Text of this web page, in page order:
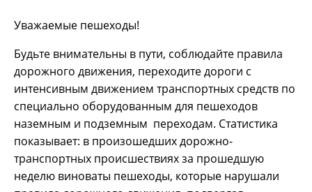
Уважаемые пешеходы!
Будьте внимательны в пути, соблюдайте правила
дорожного движения, переходите дороги с
интенсивным движением транспортных средств по
специально оборудованным для пешеходов
наземным и подземным переходам. Статистика
показывает: в произошедших дорожно-
транспортных происшествиях за прошедшую
неделю виноваты пешеходы, которые нарушали